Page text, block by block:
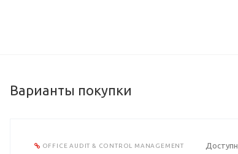
Варианты покупки
OFFICE AUDIT & CONTROL MANAGEMENT